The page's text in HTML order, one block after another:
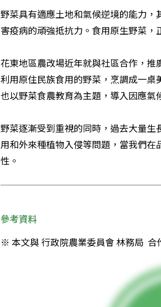
野菜具有適應土地和氣候逆境的能力
害疫病的頑強抵抗力。食用原生野菜，
花東地區農改場近年就與社區合作，
利用原住民族食用的野菜，烹調成一
也以野菜食農教育為主題，導入因應氣
野菜逐漸受到重視的同時，過去大量
用和外來種植物入侵等問題，當我們
性。
參考資料
※ 本文與 行政院農業委員會 林務局  合